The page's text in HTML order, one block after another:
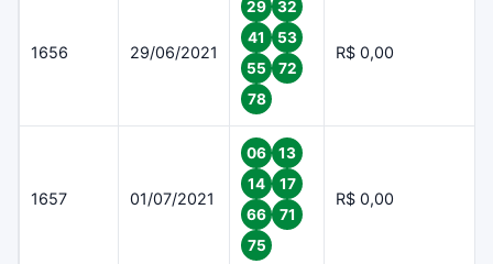
1656 29/06/2021
29
32
41
53
55
72
78
R$ 0,00
1657 01/07/2021
06
13
14
17
66
71
75
R$ 0,00